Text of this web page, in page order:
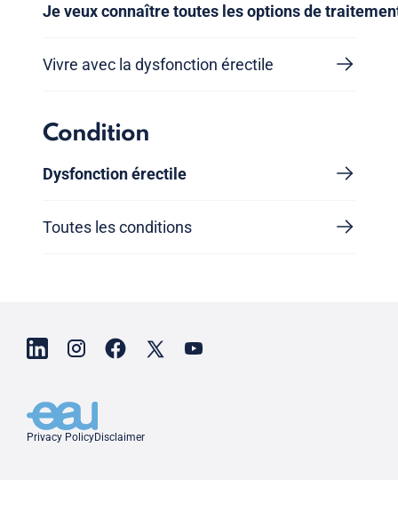
Je veux connaître toutes les options de
Vivre avec la dysfonction érectile
Condition
Dysfonction érectile
Toutes les conditions
Privacy PolicyDisclaimer